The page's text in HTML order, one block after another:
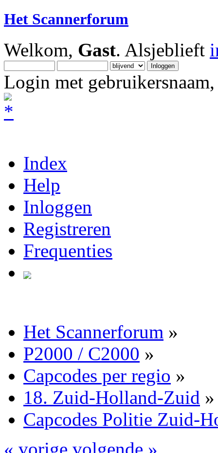
Het Scannerforum
Welkom, Gast. Alsjeblieft
Login met
Index
Help
Inloggen
Registreren
Frequenties
Het Scannerforum »
P2000 / C2000 »
Capcodes per regio »
18. Zuid-Holland-Zuid »
Capcodes Politie Zuid-
« vorige volgende »